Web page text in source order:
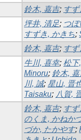
鈴木, 嘉吉; すず
坪井, 清足; つ
すずき, かきち;
鈴木, 嘉吉; すず
牛川, 喜幸; 松下
Minoru; 鈴木,
川, 誠; 星山, 晋
Taisaku; 八賀,
鈴木, 嘉吉; すず
のくま, かねか
づか, たかやす;